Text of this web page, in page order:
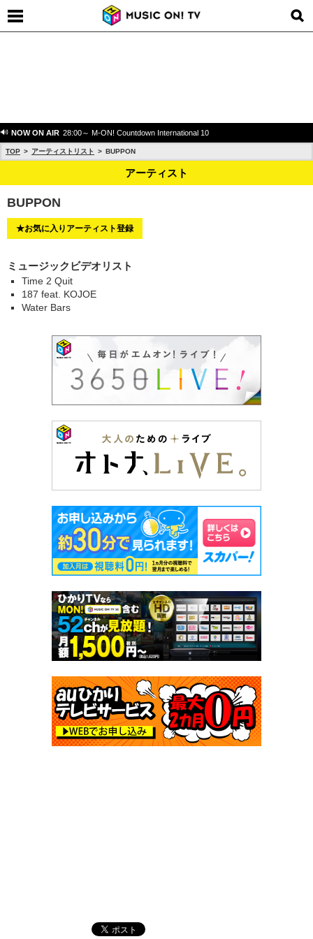
NOW ON AIR 28:00～ M-ON! Countdown International 10
TOP アーティストリスト BUPPON
アーティスト
BUPPON
★お気に入りアーティスト登録
ミュージックビデオリスト
Time 2 Quit
187 feat. KOJOE
Water Bars